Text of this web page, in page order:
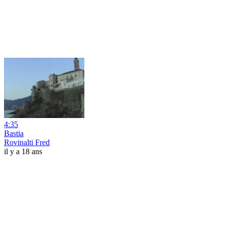
4:35
Bastia
Rovinalti Fred
il y a 18 ans